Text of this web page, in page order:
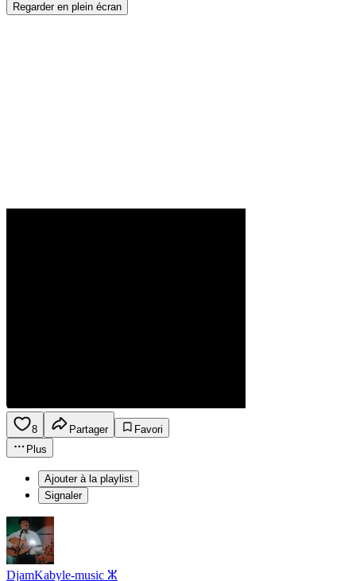
Regarder en plein écran
8 Partager
Favori
Plus
Ajouter à la playlist
Signaler
DjamKabyle-music ⵣ